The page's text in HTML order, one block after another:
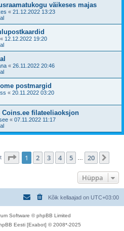
väikeses majas
« 21.12.2022 13:23
« 12.12.2022 19:20
« 26.11.2022 20:46
postmargid
« 20.11.2022 03:20
Coins.ee filateeliaoksjon
« 07.11.2022 11:17
1 . leht20 -st
1 2 3 4 5 20
Hüppa
Kõik kellaajad on UTC+03:00
Software © phpBB Limited
Eesti [Exabot] © 2008*-2025